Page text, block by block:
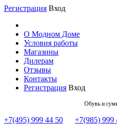
Регистрация Вход
О Модном Доме
Условия работы
Магазины
Дилерам
Отзывы
Контакты
Регистрация Вход
Обувь и
+7(495) 999 44 50 +7(985) 999